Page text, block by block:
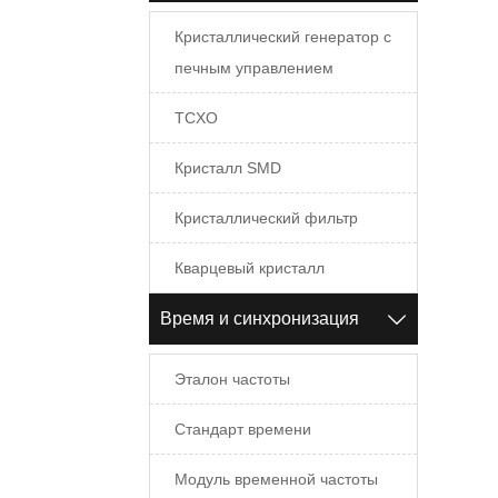
Кристаллический генератор с
печным управлением
TCXO
Кристалл SMD
Кристаллический фильтр
Кварцевый кристалл
Время и синхронизация 
Эталон частоты
Стандарт времени
Модуль временной частоты